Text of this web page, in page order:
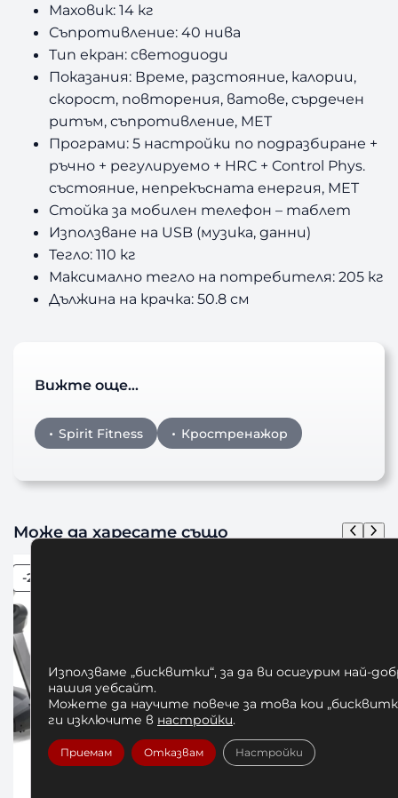
Маховик: 14 кг
Съпротивление: 40 нива
Тип екран: светодиоди
Показания: Време, разстояние, калории,
скорост, повторения, ватове, сърдечен
ритъм, съпротивление, MET
Програми: 5 настройки по подразбиране +
ръчно + регулируемо + HRC + Control Phys.
състояние, непрекъсната енергия, MET
Стойка за мобилен телефон – таблет
Използване на USB (музика, данни)
Тегло: 110 кг
Максимално тегло на потребителя: 205 кг
Дължина на крачка: 50.8 см
Вижте още…
Spirit Fitness Кростренажор
Може да харесате също
Използваме „бисквитки“, за да ви осигурим най-
нашия уебсайт.
Можете да научите повече за това кои
ги изключите в настройки.
Приемам Отказвам Настройки